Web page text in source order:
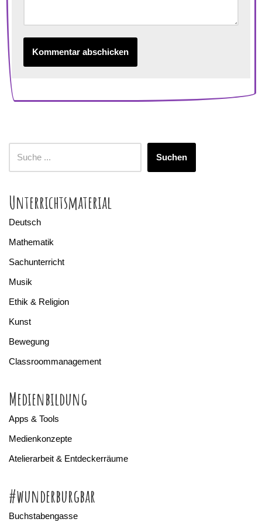
Suchen
Unterrichtsmaterial
Deutsch
Mathematik
Sachunterricht
Musik
Ethik & Religion
Kunst
Bewegung
Classroommanagement
Medienbildung
Apps & Tools
Medienkonzepte
Atelierarbeit & Entdeckerräume
#wunderburgbar
Buchstabengasse